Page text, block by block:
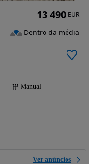
Manual
Ver anúncios
13 490 EUR
Dentro da média